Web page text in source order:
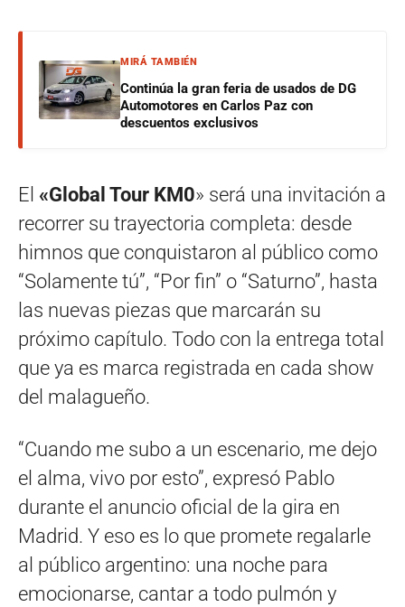
MIRÁ TAMBIÉN
Continúa la gran feria de usados de DG
Automotores en Carlos Paz con
descuentos exclusivos
El «Global Tour KM0» será una invitación a
recorrer su trayectoria completa: desde
himnos que conquistaron al público como
“Solamente tú”, “Por fin” o “Saturno”, hasta
las nuevas piezas que marcarán su
próximo capítulo. Todo con la entrega total
que ya es marca registrada en cada show
del malagueño.
“Cuando me subo a un escenario, me dejo
el alma, vivo por esto”, expresó Pablo
durante el anuncio oficial de la gira en
Madrid. Y eso es lo que promete regalarle
al público argentino: una noche para
emocionarse, cantar a todo pulmón y